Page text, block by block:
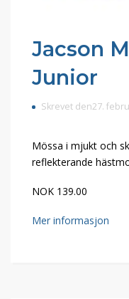
Jacson
Junior
Skrevet den27.
Mössa i mjukt och
reflekterande
NOK 139.00
Mer informasjon